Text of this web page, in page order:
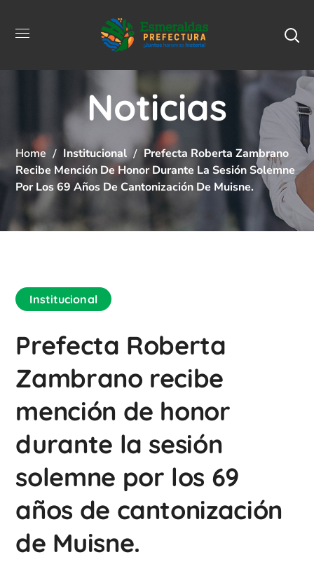
Noticias
Home Institucional
Prefecta Roberta Zambrano
Recibe Mención De Honor Durante La Sesión Solemne
Por Los 69 Años De Cantonización De Muisne.
Institucional
Prefecta Roberta
Zambrano recibe
mención de honor
durante la sesión
solemne por los 69
años de cantonización
de Muisne.